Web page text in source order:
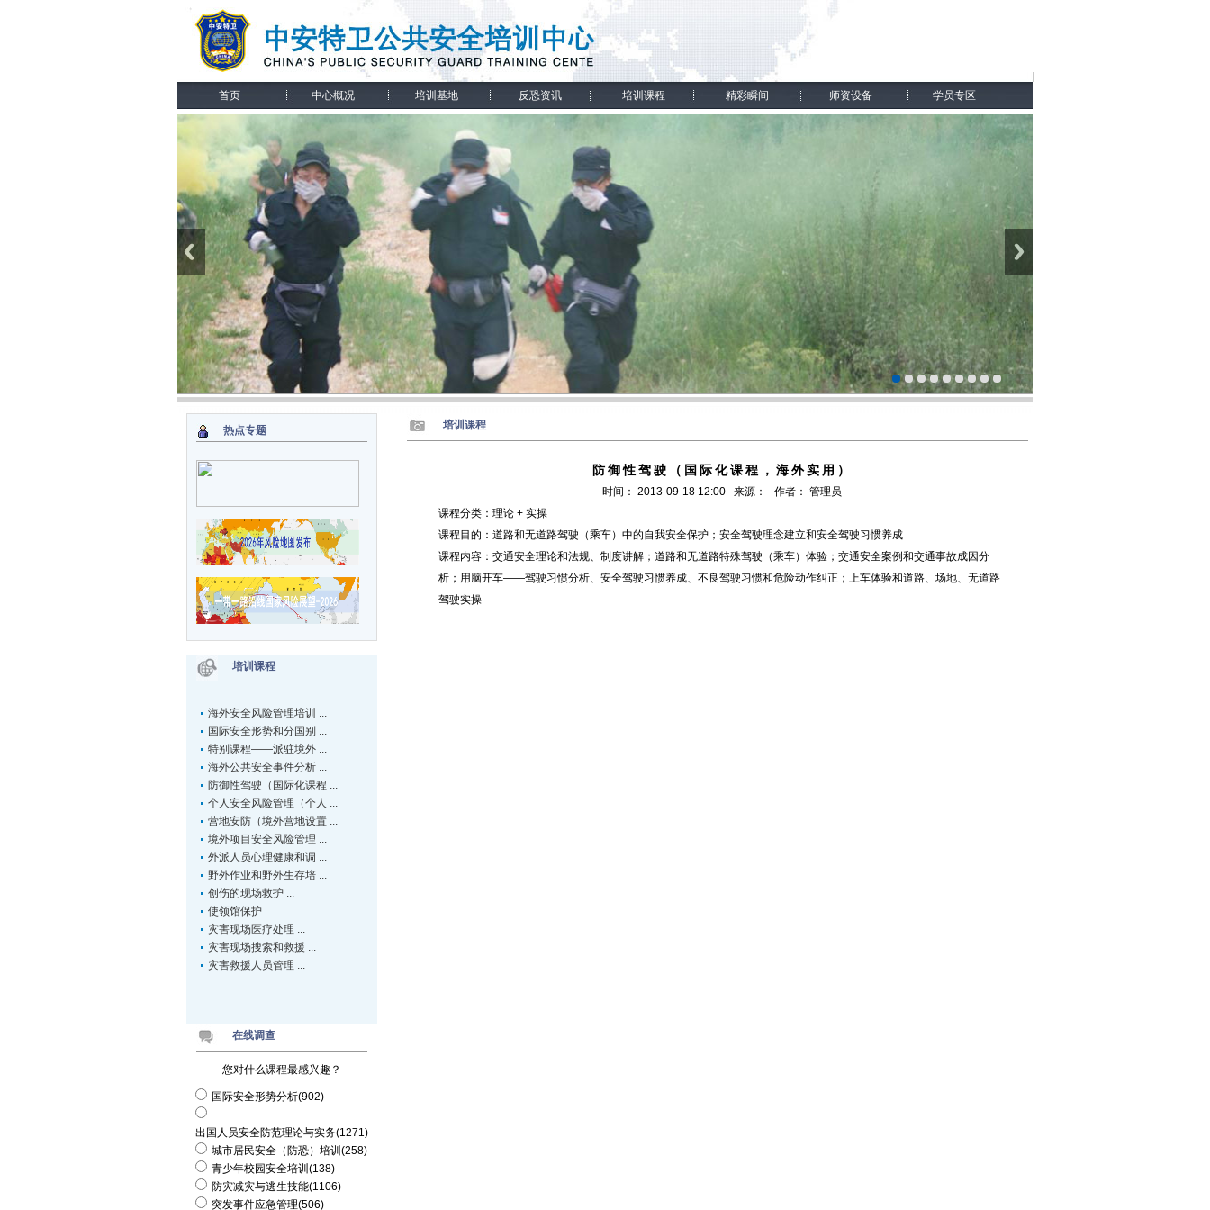
首页 中心概况 培训基地 反恐资讯 培训课程 精彩瞬间 师资设备 学员专区
热点专题
培训课程
海外安全风险管理培训 ...
国际安全形势和分国别 ...
特别课程——派驻境外 ...
海外公共安全事件分析 ...
防御性驾驶（国际化课程 ...
个人安全风险管理（个人 ...
营地安防（境外营地设置 ...
境外项目安全风险管理 ...
外派人员心理健康和调 ...
野外作业和野外生存培 ...
创伤的现场救护 ...
使领馆保护
灾害现场医疗处理 ...
灾害现场搜索和救援 ...
灾害救援人员管理 ...
在线调查
您对什么课程最感兴趣？
国际安全形势分析(902)
出国人员安全防范理论与实务(1271)
城市居民安全（防恐）培训(258)
青少年校园安全培训(138)
防灾减灾与逃生技能(1106)
突发事件应急管理(506)
培训课程
防御性驾驶（国际化课程，海外实用）
时间： 2013-09-18 12:00 来源： 作者： 管理员
课程分类：理论 + 实操
课程目的：道路和无道路驾驶（乘车）中的自我安全保护；安全驾驶理念建立和安全驾驶习惯养成
课程内容：交通安全理论和法规、制度讲解；道路和无道路特殊驾驶（乘车）体验；交通安全案例和交通事故成因分
析；用脑开车——驾驶习惯分析、安全驾驶习惯养成、不良驾驶习惯和危险动作纠正；上车体验和道路、场地、无道路
驾驶实操